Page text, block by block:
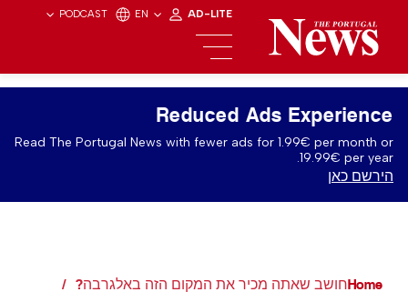
PODCAST EN AD-LITE
Reduced Ads Experience
Read The Portugal News with fewer ads for 1.99€ per month or
19.99€ per year.
הירשם כאן
Homeחושב שאתה מכיר את המקום הזה באלגרבה?